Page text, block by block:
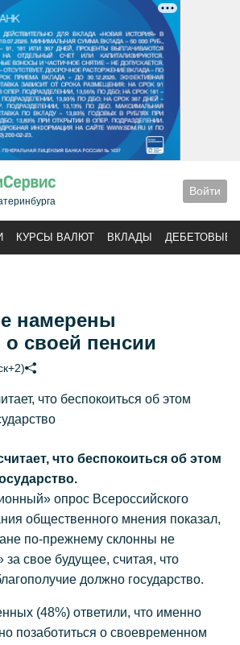
Войти
КУРСЫ ВАЛЮТ ВКЛАДЫ ДЕБЕТОВЫЕ
намерены
о своей пенсии
что беспокоиться об этом
что беспокоиться об этом
опрос Всероссийского
общественного мнения показал,
по-прежнему склонны не
за свое будущее, считая, что
должно государство.
(48%) ответили, что именно
позаботиться о своевременном